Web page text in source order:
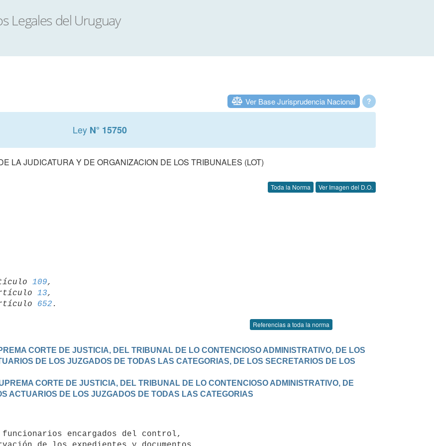
?
Ver Base Jurisprudencia Nacional
Ley N° 15750
LA JUDICATURA Y DE ORGANIZACION DE LOS TRIBUNALES (LOT)
Toda la Norma Ver Imagen del D.O.
109,
13,
652
Referencias a toda la norma
CORTE DE JUSTICIA, DEL TRIBUNAL DE LO CONTENCIOSO ADMINISTRATIVO, DE LOS
DE LOS JUZGADOS DE TODAS LAS CATEGORIAS, DE LOS SECRETARIOS DE LOS
CORTE DE JUSTICIA, DEL TRIBUNAL DE LO CONTENCIOSO ADMINISTRATIVO, DE
ACTUARIOS DE LOS JUZGADOS DE TODAS LAS CATEGORIAS